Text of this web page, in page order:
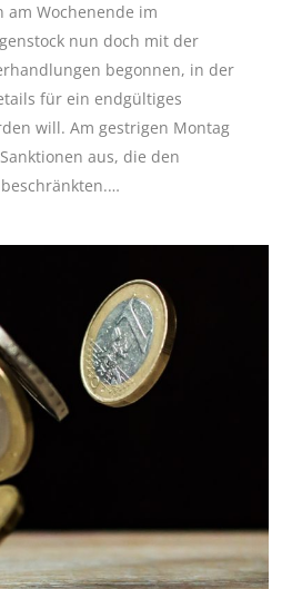
am Wochenende im
nun doch mit der
begonnen, in der
für ein endgültiges
will. Am gestrigen Montag
aus, die den